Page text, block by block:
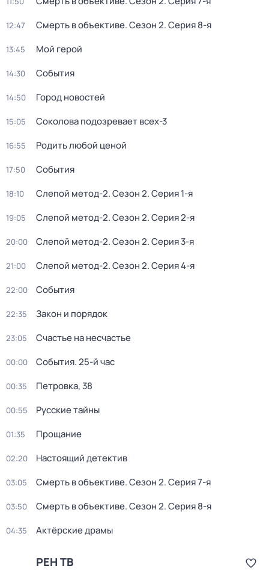
12:47 Смерть в объективе. Сезон 2. Серия 8-я
13:45 Мой герой
14:30 События
14:50 Город новостей
15:05 Соколова подозревает всех-3
16:55 Родить любой ценой
17:50 События
18:10 Слепой метод-2. Сезон 2. Серия 1-я
19:05 Слепой метод-2. Сезон 2. Серия 2-я
20:00 Слепой метод-2. Сезон 2. Серия 3-я
21:00 Слепой метод-2. Сезон 2. Серия 4-я
22:00 События
22:35 Закон и порядок
23:05 Счастье на несчастье
00:00 События. 25-й час
00:35 Петровка, 38
00:55 Русские тайны
01:35 Прощание
02:20 Настоящий детектив
03:05 Смерть в объективе. Сезон 2. Серия 7-я
03:50 Смерть в объективе. Сезон 2. Серия 8-я
04:35 Актёрские драмы
РЕН ТВ